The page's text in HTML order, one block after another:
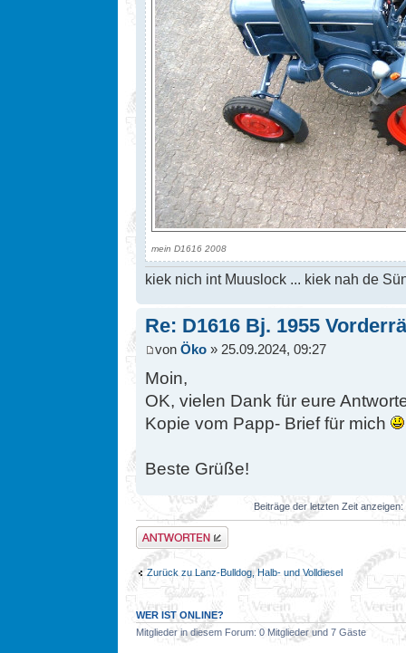
mein D1616 2008
kiek nich int Muuslock ... kiek nah de
Re: D1616 Bj. 1955
von Öko » 25.09.2024, 09:27
Moin,
OK, vielen Dank für eure
Kopie vom Papp- Brief für mich
Beste Grüße!
Beiträge der letzten Zeit anzeigen:
Antwort erstellen
Zurück zu Lanz-Bulldog, Halb- und Volldiesel
WER IST ONLINE?
Mitglieder in diesem Forum: 0 Mitglieder und 7 Gäste